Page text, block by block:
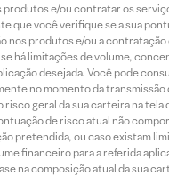
produtos e/ou contratar os
que você verifique se a sua
nos produtos e/ou a contratação
há limitações de volume,
desejada. Você pode
no momento da transmissão
risco geral da sua carteira na tela
de risco atual não
pretendida, ou caso existam
financeiro para a referida
na composição atual da sua